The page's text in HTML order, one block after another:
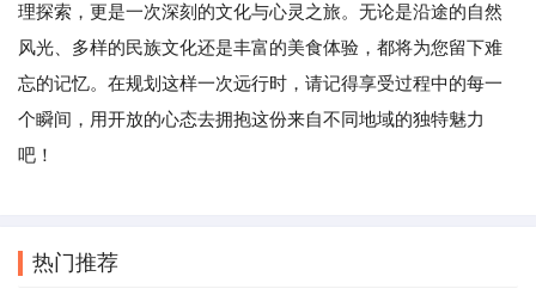
理探索，更是一次深刻的文化与心灵之旅。无论是沿途的自然
风光、多样的民族文化还是丰富的美食体验，都将为您留下难
忘的记忆。在规划这样一次远行时，请记得享受过程中的每一
个瞬间，用开放的心态去拥抱这份来自不同地域的独特魅力
吧！
热门推荐